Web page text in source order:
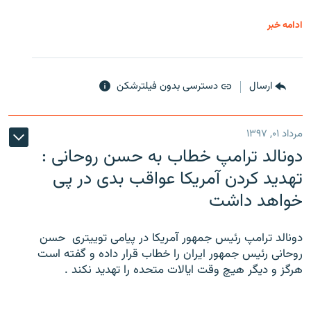
ادامه خبر
ارسال دسترسی بدون فیلترشکن
مرداد ۰۱, ۱۳۹۷
دونالد ترامپ خطاب به حسن روحانی :
تهدید کردن آمریکا عواقب بدی در پی
خواهد داشت
دونالد ترامپ رئیس جمهور آمریکا در پیامی توییتری ‌ حسن
روحانی رئیس جمهور ایران را خطاب قرار داده و گفته است
هرگز و دیگر هیچ وقت ایالات متحده را تهدید نکند .